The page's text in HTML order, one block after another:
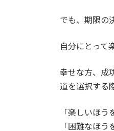
でも、期限の
自分にとって
幸せな方、成
道を選択する
「楽しいほう
「困難なほ